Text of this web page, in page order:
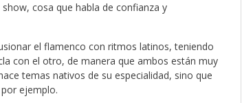
cosa que habla de confianza y
el flamenco con ritmos latinos, teniendo
con el otro, de manera que ambos están muy
temas nativos de su especialidad, sino que
ejemplo.